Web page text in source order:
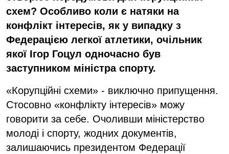
схем? Особливо коли є натяки на
конфлікт інтересів, як у випадку з
Федерацією легкої атлетики, очільник
якої Ігор Гоцул одночасно був
заступником міністра спорту.
«Корупційні схеми» - виключно припущення.
Стосовно «конфлікту інтересів» можу
говорити за себе. Очоливши міністерство
молоді і спорту, жодних документів,
залишаючись президентом Федерації